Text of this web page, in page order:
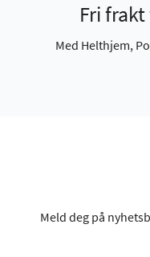
Fri
Med Helthjem,
Meld deg på